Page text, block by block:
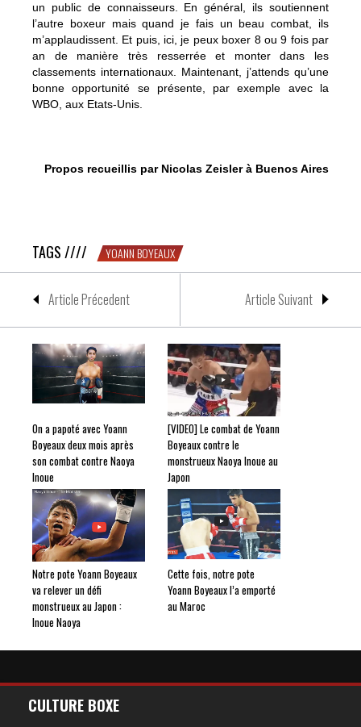
un public de connaisseurs. En général, ils soutiennent
l’autre boxeur mais quand je fais un beau combat, ils
m’applaudissent. Et puis, ici, je peux boxer 8 ou 9 fois par
an de manière très resserrée et monter dans les
classements internationaux. Maintenant, j’attends qu’une
bonne opportunité se présente, par exemple avec la
WBO, aux Etats-Unis.
Propos recueillis par Nicolas Zeisler à Buenos Aires
TAGS //// YOANN BOYEAUX
Article Précedent Article Suivant
On a papoté avec Yoann
Boyeaux deux mois après
son combat contre Naoya
Inoue
[VIDEO] Le combat de Yoann
Boyeaux contre le
monstrueux Naoya Inoue au
Japon
Notre pote Yoann Boyeaux
va relever un défi
monstrueux au Japon :
Inoue Naoya
Cette fois, notre pote
Yoann Boyeaux l’a emporté
au Maroc
CULTURE BOXE